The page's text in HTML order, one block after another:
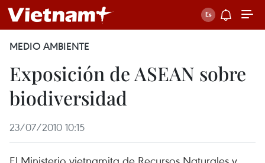
MEDIO AMBIENTE
Exposición de ASEAN sobre
biodiversidad
23/07/2010 10:15